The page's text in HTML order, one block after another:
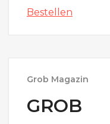
Bestellen
Grob Magazin
GROB